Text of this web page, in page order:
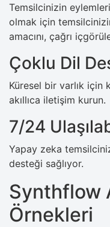
Temsilcinizin
olmak için
amacını, çağrı
Çoklu Dil
Küresel bir varlık için
akıllıca iletişim kurun.
7/24
Yapay zeka
desteği sağlıyor.
Synthflow
Örnekleri